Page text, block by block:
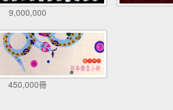
9,000,000
450,000冊